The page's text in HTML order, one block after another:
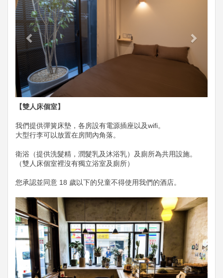
【雙人床個室】
我們提供彈簧床墊，各房設有電源插座以及wifi。
大型行李可以放置在房間內角落。
衛浴（提供洗髮精，潤髮乳及沐浴乳）及廁所為共用設施。
（雙人床個室裡沒有獨立浴室及廁所）
您承認並同意 18 歲以下的兒童不得使用我們的酒店。